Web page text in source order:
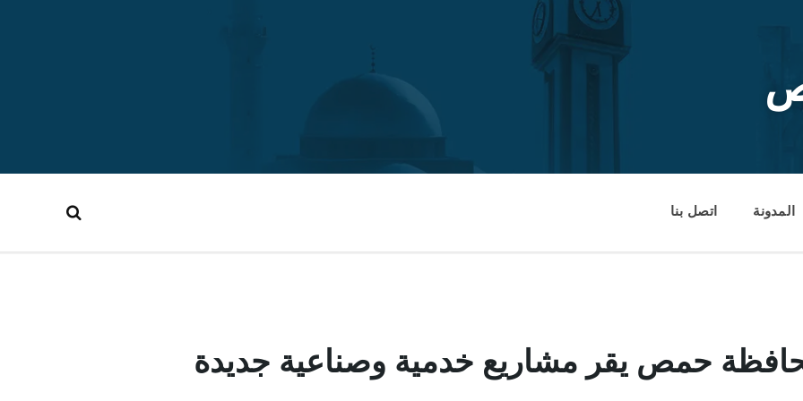
المدونة اتصل بنا
حمص يقر مشاريع خدمية وصناعية جديدة